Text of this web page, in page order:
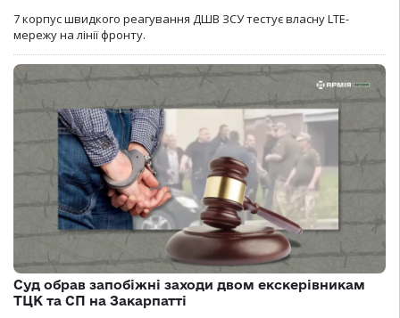
7 корпус швидкого реагування ДШВ ЗСУ тестує власну LTE-
мережу на лінії фронту.
Суд обрав запобіжні заходи двом екскерівникам
ТЦК та СП на Закарпатті